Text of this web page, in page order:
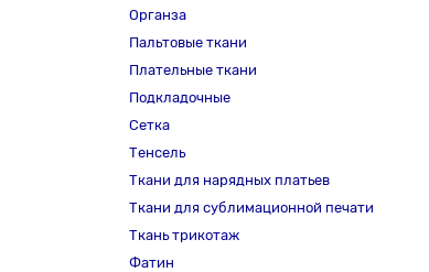
Органза
Пальтовые ткани
Плательные ткани
Подкладочные
Сетка
Тенсель
Ткани для нарядных платьев
Ткани для сублимационной печати
Ткань трикотаж
Фатин